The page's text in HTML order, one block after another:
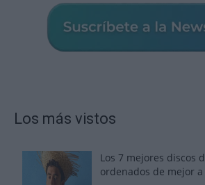
Los más vistos
Los 7 mejores discos
ordenados de mejor